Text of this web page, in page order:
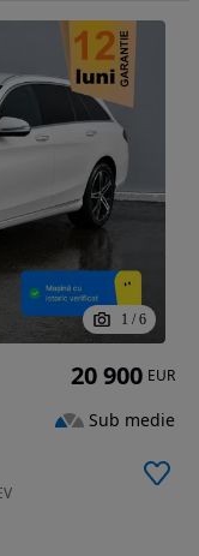
1 / 6
20 900 EUR
Sub medie